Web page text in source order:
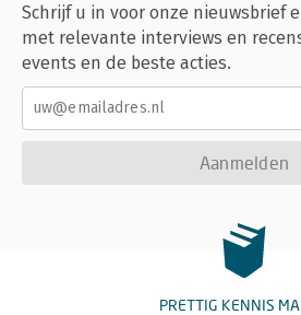
Schrijf u in voor onze nieuwsbrief
met relevante interviews en
events en de beste acties.
Aanmelden
PRETTIG KENNIS